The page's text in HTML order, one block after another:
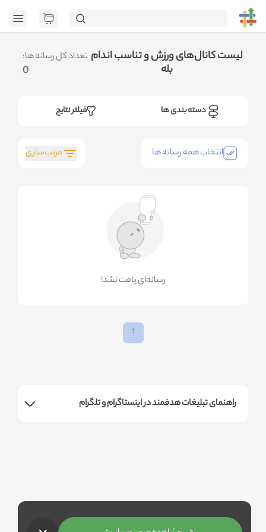
تعداد کل رسانه ها:
0
لیست کانال‌های ورزش و تناسب اندام
بله
فیلتر نتایج دسته بندی ها
مرتب‌سازی انتخاب همه رسانه ها
!رسانه‌ای یافت نشد
1
راهنمای تبلیغات هدفمند در اینستاگرام و تلگرام